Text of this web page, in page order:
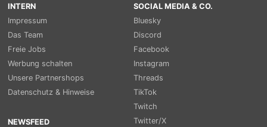
INTERN
Impressum
Das Team
Freie Jobs
Werbung schalten
Unsere Partnershops
Datenschutz & Hinweise
NEWSFEED
SOCIAL MEDIA & CO.
Bluesky
Discord
Facebook
Instagram
Threads
TikTok
Twitch
Twitter/X